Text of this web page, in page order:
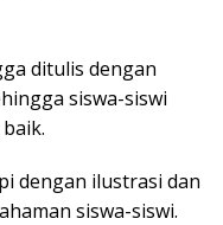
ditulis dengan
siswa-siswi
dengan ilustrasi dan
siswa-siswi.